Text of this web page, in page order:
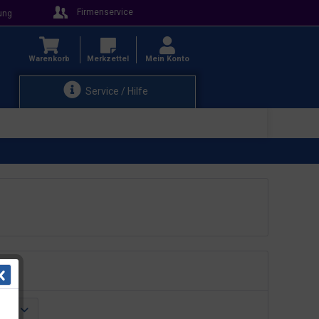
Firmenservice
Service / Hilfe
Warenkorb Merkzettel Mein Konto